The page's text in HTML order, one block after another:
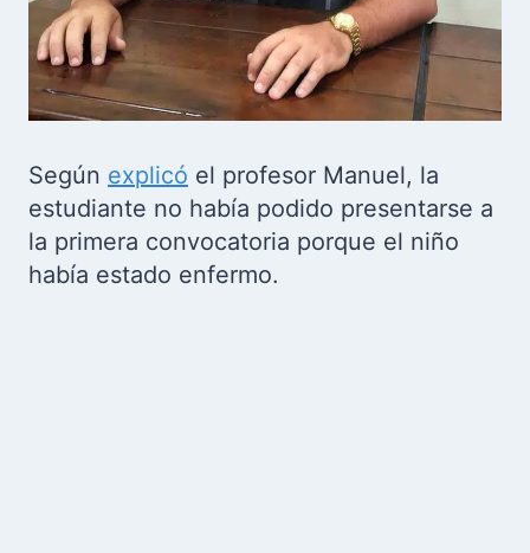
Según explicó el profesor Manuel, la
estudiante no había podido presentarse a
la primera convocatoria porque el niño
había estado enfermo.